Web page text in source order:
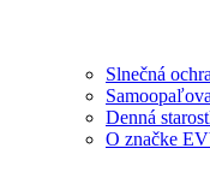
Slnečná
Denná
O značke